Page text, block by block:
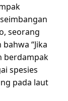
seorang
“Jika
berdampak
spesies
pada laut